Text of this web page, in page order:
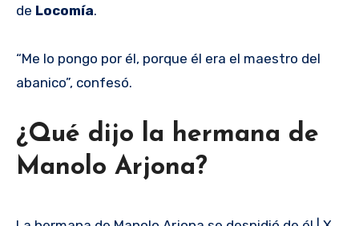
de Locomía.
“Me lo pongo por él, porque él era el maestro del
abanico”, confesó.
¿Qué dijo la hermana de
Manolo Arjona?